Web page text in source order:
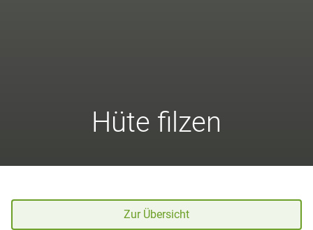
Hüte filzen
Zur Übersicht